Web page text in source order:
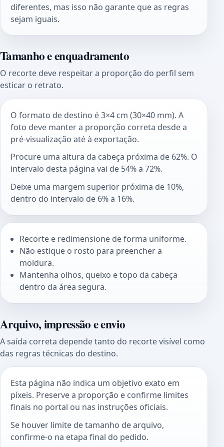
diferentes, mas isso não garante que as regras
sejam iguais.
Tamanho e enquadramento
O recorte deve respeitar a proporção do perfil sem
esticar o retrato.
O formato de destino é 3×4 cm (30×40 mm). A
foto deve manter a proporção correta desde a
pré-visualização até à exportação.
Procure uma altura da cabeça próxima de 62%. O
intervalo desta página vai de 54% a 72%.
Deixe uma margem superior próxima de 10%,
dentro do intervalo de 6% a 16%.
Recorte e redimensione de forma uniforme.
Não estique o rosto para preencher a
moldura.
Mantenha olhos, queixo e topo da cabeça
dentro da área segura.
Arquivo, impressão e envio
A saída correta depende tanto do recorte visível como
das regras técnicas do destino.
Esta página não indica um objetivo exato em
píxeis. Preserve a proporção e confirme limites
finais no portal ou nas instruções oficiais.
Se houver limite de tamanho de arquivo,
confirme-o na etapa final do pedido.